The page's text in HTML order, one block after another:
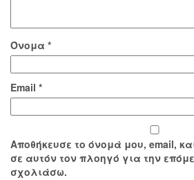
Όνομα *
Email *
Αποθήκευσε το όνομά μου, email,
σε αυτόν τον πλοηγό για την
σχολιάσω.